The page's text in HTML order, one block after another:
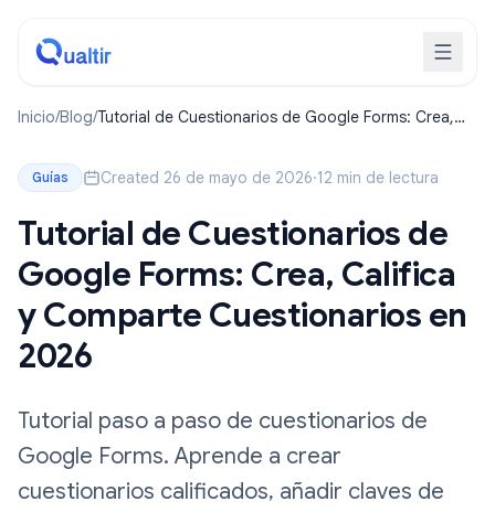
Inicio/Blog/Tutorial de Cuestionarios de Google Forms: Crea,
Guías Created 26 de mayo de 2026·12 min de lectura
Tutorial de Cuestionarios de
Google Forms: Crea, Califica
y Comparte Cuestionarios en
2026
Tutorial paso a paso de cuestionarios de
Google Forms. Aprende a crear
cuestionarios calificados, añadir claves de